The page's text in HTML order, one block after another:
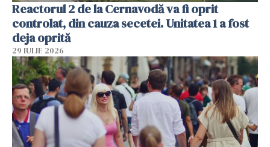
Reactorul 2 de la Cernavodă va fi oprit
controlat, din cauza secetei. Unitatea 1 a fost
deja oprită
29 IULIE 2026